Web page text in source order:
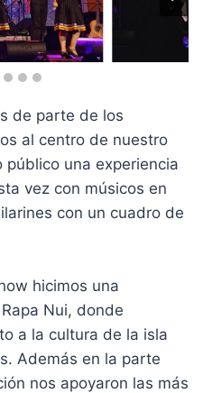
de parte de los
al centro de nuestro
una experiencia
vez con músicos en
con un cuadro de
hicimos una
Nui, donde
a la cultura de la isla
Además en la parte
nos apoyaron las más